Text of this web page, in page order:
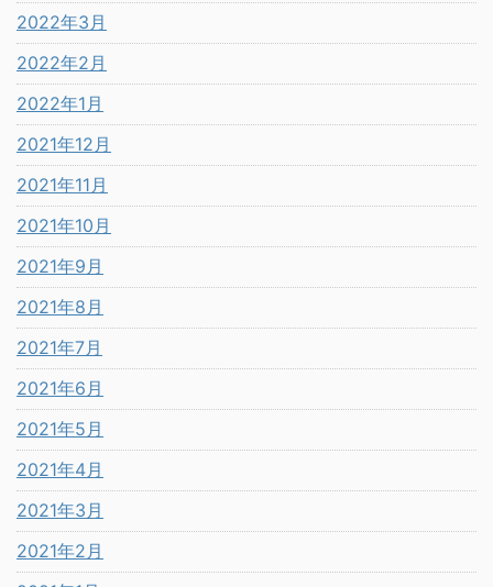
2022年3月
2022年2月
2022年1月
2021年12月
2021年11月
2021年10月
2021年9月
2021年8月
2021年7月
2021年6月
2021年5月
2021年4月
2021年3月
2021年2月